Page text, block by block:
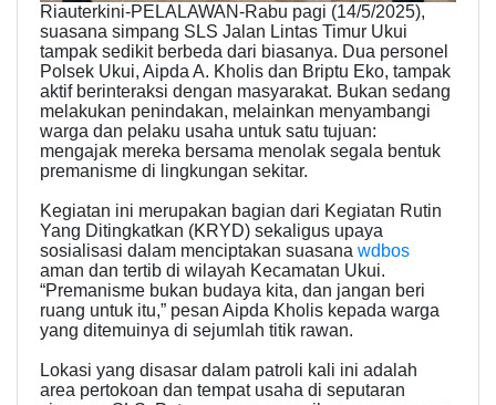
Riauterkini-PELALAWAN-Rabu pagi (14/5/2025),
suasana simpang SLS Jalan Lintas Timur Ukui
tampak sedikit berbeda dari biasanya. Dua personel
Polsek Ukui, Aipda A. Kholis dan Briptu Eko, tampak
aktif berinteraksi dengan masyarakat. Bukan sedang
melakukan penindakan, melainkan menyambangi
warga dan pelaku usaha untuk satu tujuan:
mengajak mereka bersama menolak segala bentuk
premanisme di lingkungan sekitar.
Kegiatan ini merupakan bagian dari Kegiatan Rutin
Yang Ditingkatkan (KRYD) sekaligus upaya
sosialisasi dalam menciptakan suasana wdbos
aman dan tertib di wilayah Kecamatan Ukui.
“Premanisme bukan budaya kita, dan jangan beri
ruang untuk itu,” pesan Aipda Kholis kepada warga
yang ditemuinya di sejumlah titik rawan.
Lokasi yang disasar dalam patroli kali ini adalah
area pertokoan dan tempat usaha di seputaran